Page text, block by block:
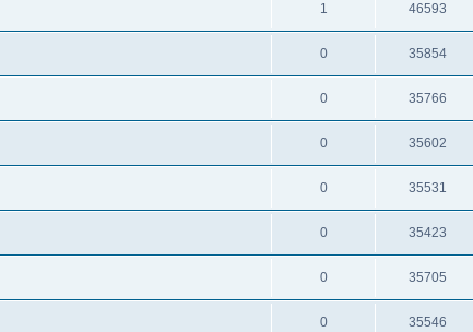
1 46593
0 35854
0 35766
0 35602
0 35531
0 35423
0 35705
0 35546